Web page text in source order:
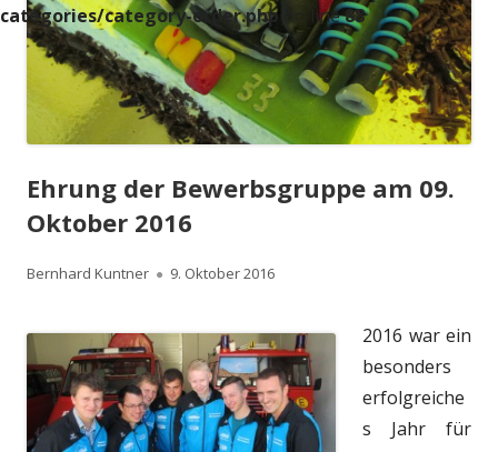
categories/category-order.php on line88
Ehrung der Bewerbsgruppe am 09.
Oktober 2016
Autor
Bernhard Kuntner
Veröffentlicht
9. Oktober 2016
2016 war ein
besonders
erfolgreiche
s Jahr für